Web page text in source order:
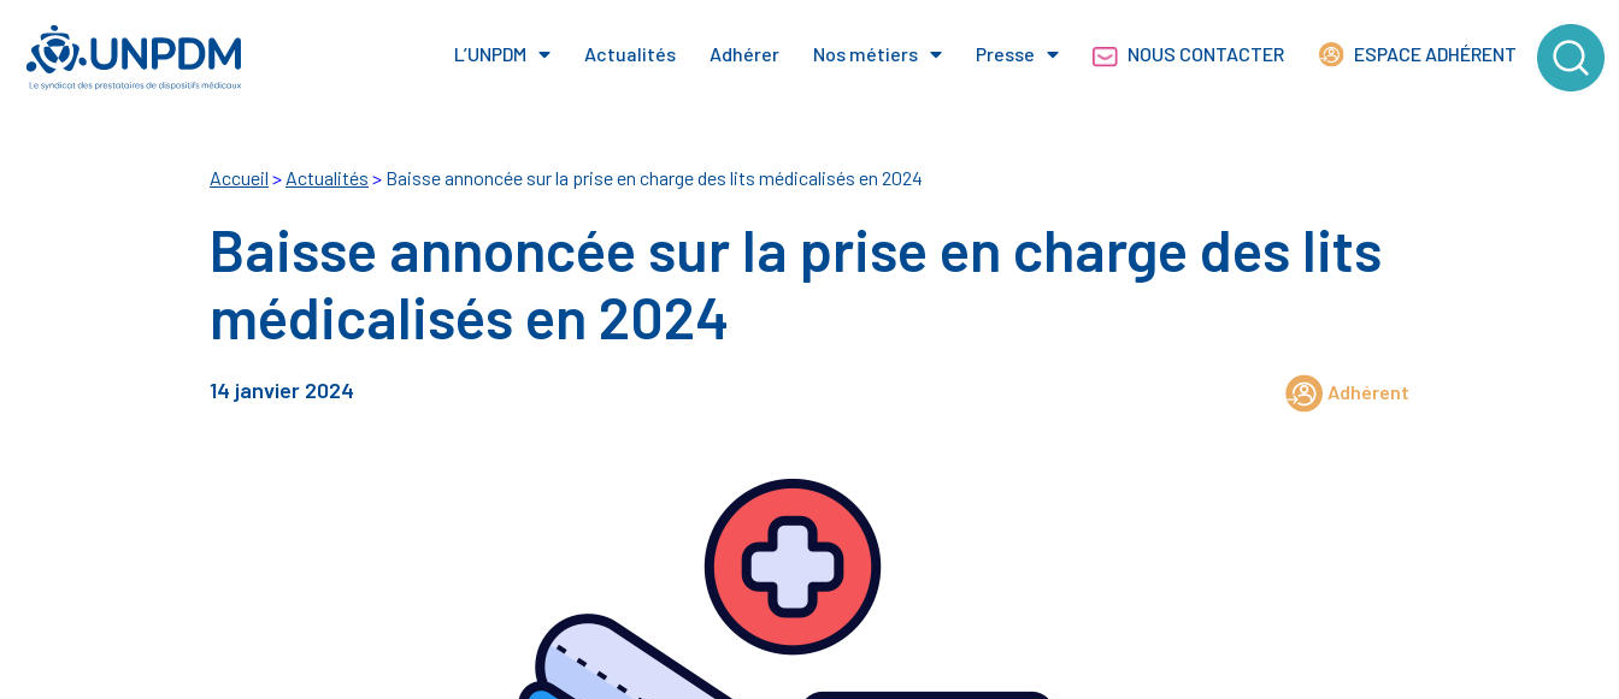
L’UNPDM Actualités Adhérer Nos métiers Presse NOUS CONTACTER ESPACE ADHÉRENT
Accueil > Actualités > Baisse annoncée sur la prise en charge des lits médicalisés en 2024
Baisse annoncée sur la prise en charge des lits
médicalisés en 2024
14 janvier 2024 Adhérent